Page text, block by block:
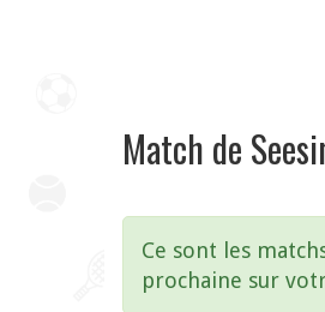
Match de
Ce sont les
prochaine sur